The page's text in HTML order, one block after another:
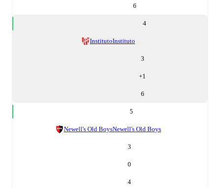
6
4
InstitutoInstituto
3
+1
6
5
Newell's Old BoysNewell's Old Boys
3
0
4